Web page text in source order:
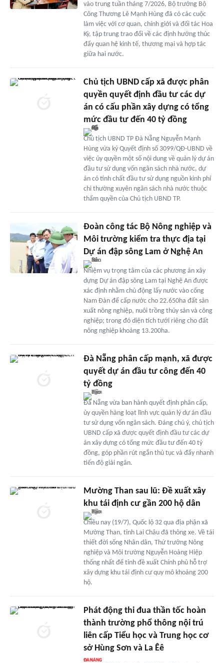
vào trung tuần tháng 7/2026, Bộ trưởng Bộ
Công Thương Lê Mạnh Hùng đã có các cuộc
làm việc với cơ quan, chính giới và đối tác Hoa
Kỳ, tập trung trao đổi về các định hướng thúc
đẩy quan hệ kinh tế, thương mại và hợp tác
giữa hai nước.
Chủ tịch UBND cấp xã được phân
quyền quyết định đầu tư các dự
án có cấu phần xây dựng có tổng
mức đầu tư đến 40 tỷ đồng
Chủ tịch UBND TP Đà Nẵng Nguyễn Mạnh
Hùng vừa ký Quyết định số 3099/QĐ-UBND về
việc ủy quyền một số nội dung về quản lý dự án
đầu tư sử dụng vốn ngân sách nhà nước, dự
án có tính chất đầu tư sử dụng nguồn kinh phí
chi thường xuyên ngân sách nhà nước thuộc
thẩm quyền của Chủ tịch UBND TP.
Đoàn công tác Bộ Nông nghiệp và
Môi trường kiểm tra thực địa tại
Dự án đập sông Lam ở Nghệ An
Nhiệm vụ trọng tâm của các phương án xây
dựng Dự án đập sông Lam tại Nghệ An được
xác định nhằm chủ động lấy nước vào cống
Nam Đàn để cấp nước cho 22.650ha đất sản
xuất nông nghiệp, nuôi trồng thủy sản và công
nghiệp; trong đó diện tích tưới riêng cho đất
nông nghiệp khoảng 13.200ha.
Đà Nẵng phân cấp mạnh, xã được
quyết dự án đầu tư công đến 40
tỷ đồng
Đà Nẵng vừa ban hành quyết định phân cấp,
ủy quyền hàng loạt lĩnh vực quản lý dự án đầu
tư sử dụng vốn ngân sách. Đáng chú ý, chủ tịch
UBND cấp xã được quyết định đầu tư các dự
án xây dựng có tổng mức đầu tư đến 40 tỷ
đồng, góp phần rút ngắn thủ tục và đẩy nhanh
tiến độ giải ngân.
Mường Than sau lũ: Đề xuất xây
khu tái định cư gần 200 hộ dân
Chiều nay (19/7), Quốc lộ 32 qua địa phận xã
Mường Than, tỉnh Lai Châu đã thông xe. Về tái
thiết đời sống Nhân dân, Thứ trưởng Nông
nghiệp và Môi trường Nguyễn Hoàng Hiệp
thống nhất để tỉnh đề xuất Chính phủ hỗ trợ
xây dựng khu tái định cư quy mô khoảng 200
hộ.
Phát động thi đua thần tốc hoàn
thành trường phổ thông nội trú
liên cấp Tiểu học và Trung học cơ
sở Hùng Sơn và La Êê